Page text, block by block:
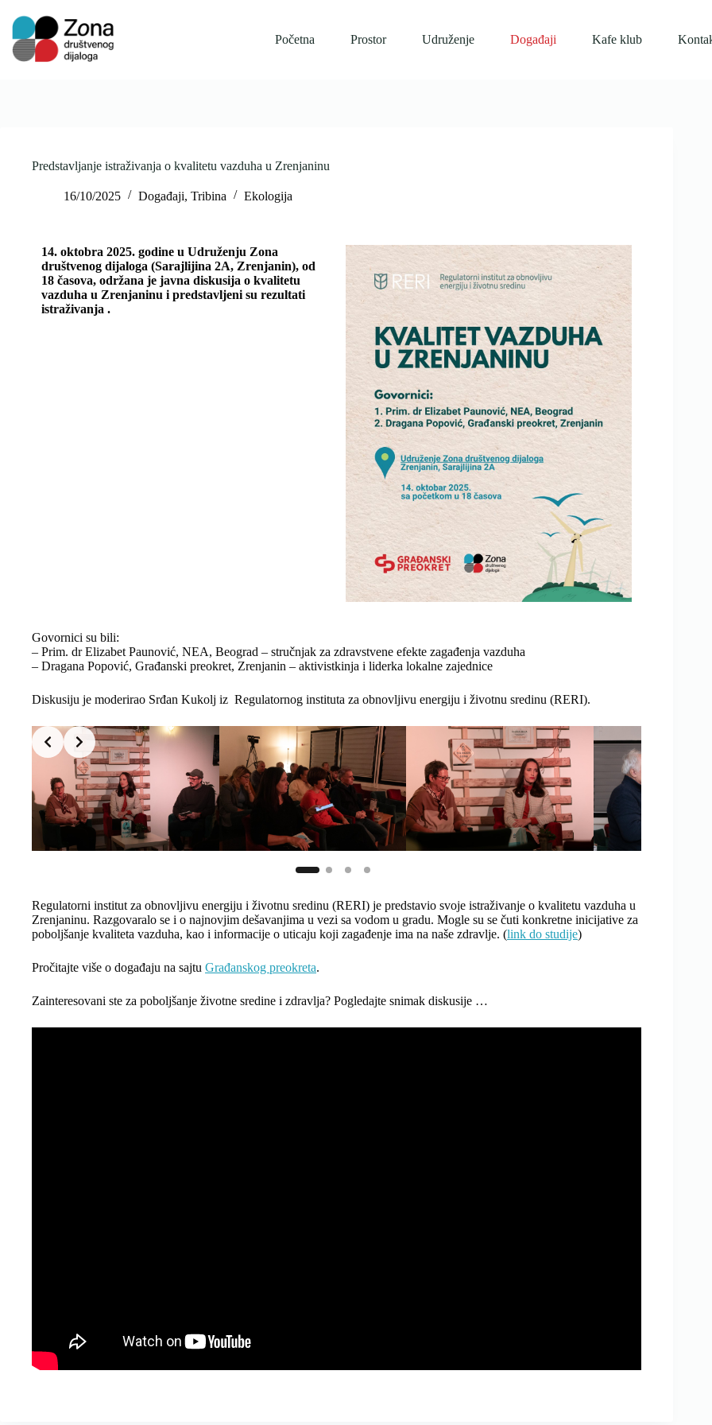
content
Početna Prostor Udruženje Događaji Kafe klub
Predstavljanje istraživanja o kvalitetu vazduha u Zrenjaninu
16/10/2025 Događaji, Tribina Ekologija
14. oktobra 2025. godine u Udruženju Zona
društvenog dijaloga (Sarajlijina 2A, Zrenjanin), od
18 časova, održana je javna diskusija o kvalitetu
vazduha u Zrenjaninu i predstavljeni su rezultati
istraživanja .
Govornici su bili:
– Prim. dr Elizabet Paunović, NEA, Beograd – stručnjak za zdravstvene efekte zagađenja vazduha
– Dragana Popović, Građanski preokret, Zrenjanin – aktivistkinja i liderka lokalne zajednice
Diskusiju je moderirao Srđan Kukolj iz Regulatornog instituta za obnovljivu energiju i životnu sredinu (RERI).
Regulatorni institut za obnovljivu energiju i životnu sredinu (RERI) je predstavio svoje istraživanje o kvalitetu vazduha u
Zrenjaninu. Razgovaralo se i o najnovjim dešavanjima u vezi sa vodom u gradu. Mogle su se čuti konkretne inicijative za
poboljšanje kvaliteta vazduha, kao i informacije o uticaju koji zagađenje ima na naše zdravlje. (link do studije)
Pročitajte više o događaju na sajtu Građanskog preokreta.
Zainteresovani ste za poboljšanje životne sredine i zdravlja? Pogledajte snimak diskusije …